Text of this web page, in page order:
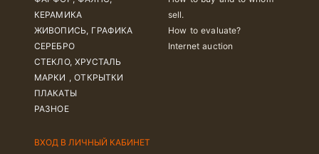
КЕРАМИКА
ЖИВОПИСЬ, ГРАФИКА
СЕРЕБРО
СТЕКЛО, ХРУСТАЛЬ
МАРКИ , ОТКРЫТКИ
ПЛАКАТЫ
РАЗНОЕ
sell.
How to evaluate?
Internet auction
ВХОД В ЛИЧНЫЙ КАБИНЕТ